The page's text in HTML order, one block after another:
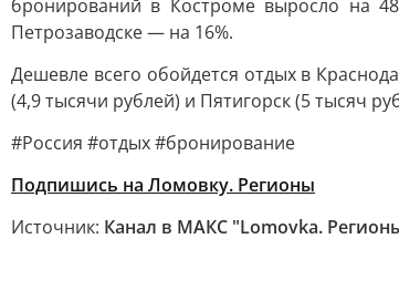
бронирований в Костроме выросло на
Петрозаводске — на 16%.
Дешевле всего обойдется отдых в
(4,9 тысячи рублей) и Пятигорск (5 тысяч
#Россия #отдых #бронирование
Подпишись на Ломовку. Регионы
Источник: Канал в МАКС "Lomovka.